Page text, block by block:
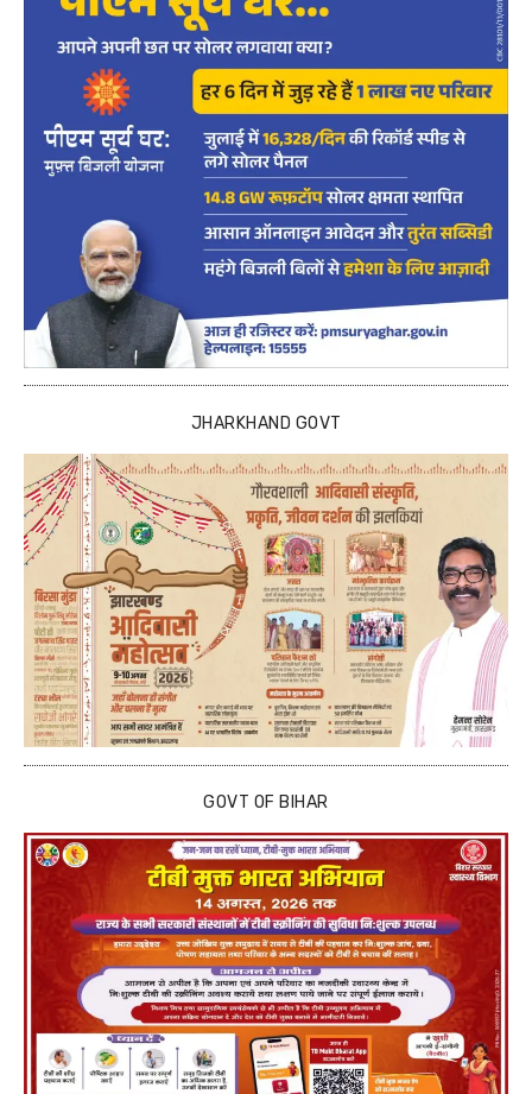
JHARKHAND GOVT
GOVT OF BIHAR